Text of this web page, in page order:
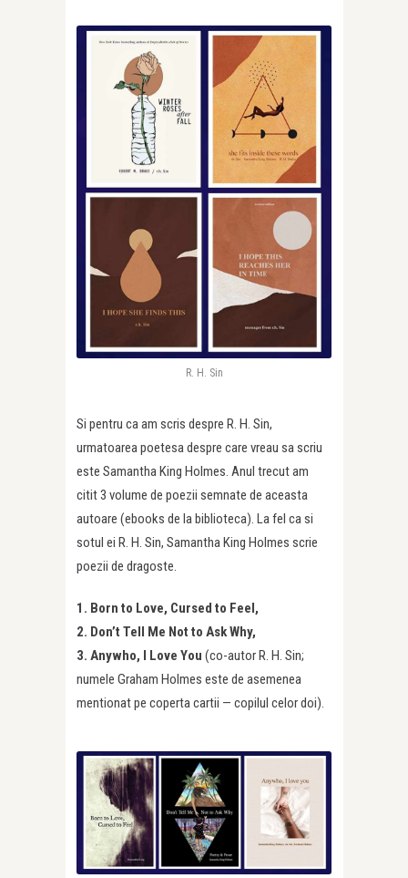
R. H. Sin
Si pentru ca am scris despre R. H. Sin,
urmatoarea poetesa despre care vreau sa scriu
este Samantha King Holmes. Anul trecut am
citit 3 volume de poezii semnate de aceasta
autoare (ebooks de la biblioteca). La fel ca si
sotul ei R. H. Sin, Samantha King Holmes scrie
poezii de dragoste.
1. Born to Love, Cursed to Feel,
2. Don’t Tell Me Not to Ask Why,
3. Anywho, I Love You (co-autor R. H. Sin;
numele Graham Holmes este de asemenea
mentionat pe coperta cartii — copilul celor doi).